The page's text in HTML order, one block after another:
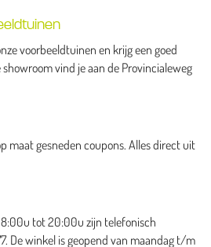
voorbeeldtuinen en krijg een goed
vind je aan de Provincialeweg
maat gesneden coupons. Alles direct uit
tot 20:00u zijn telefonisch
De winkel is geopend van maandag t/m